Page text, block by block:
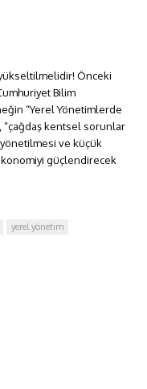
Önceki
Bilim
“Yerel Yönetimlerde
“çağdaş kentsel sorunlar
ve küçük
güçlendirecek
yerel yönetim